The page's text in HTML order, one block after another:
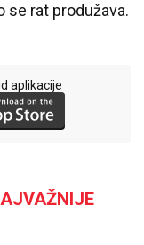
se rat produžava.
aplikacije